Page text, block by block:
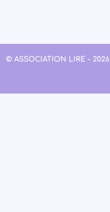
© ASSOCIATION LIRE - 2026